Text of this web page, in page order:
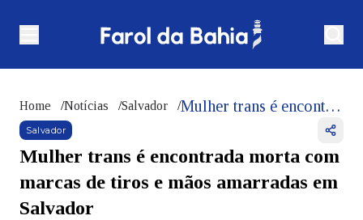
Home /Notícias /Salvador / Mulher trans é encontrada morta com marcas de tiros e mãos amarradas em Salvador
Salvador
Mulher trans é encontrada morta com
marcas de tiros e mãos amarradas em
Salvador